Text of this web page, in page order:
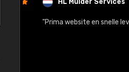
HL Mulder Services
"Prima website en snelle